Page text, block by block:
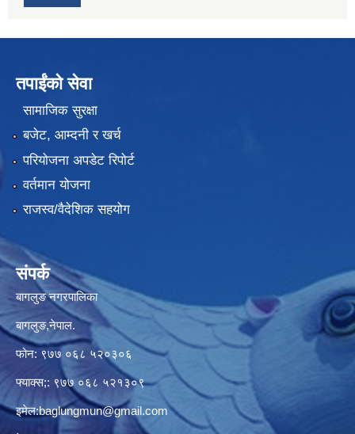
तपाईंको सेवा
सामाजिक सुरक्षा
बजेट, आम्दनी र खर्च
परियोजना अपडेट रिपोर्ट
वर्तमान योजना
राजस्व/वैदेशिक सहयोग
संपर्क
बागलुङ नगरपालिका
बागलुङ,नेपाल.
फोन: ९७७ ०६८ ५२०३०६
फ्याक्स;: ९७७ ०६८ ५२१३०९
इमेल:baglungmun@gmail.com